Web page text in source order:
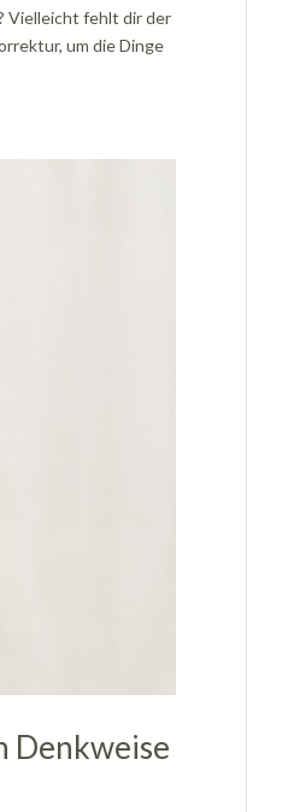
Vielleicht fehlt dir der
um die Dinge
Denkweise